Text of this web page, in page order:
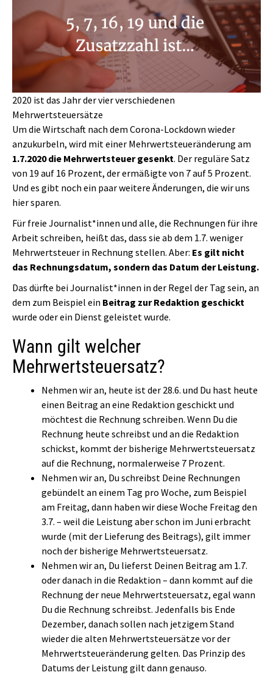
2020 ist das Jahr der vier verschiedenen
Mehrwertsteuersätze
Um die Wirtschaft nach dem Corona-Lockdown wieder
anzukurbeln, wird mit einer Mehrwertsteueränderung am
1.7.2020 die Mehrwertsteuer gesenkt. Der reguläre Satz
von 19 auf 16 Prozent, der ermäßigte von 7 auf 5 Prozent.
Und es gibt noch ein paar weitere Änderungen, die wir uns
hier sparen.
Für freie Journalist*innen und alle, die Rechnungen für ihre
Arbeit schreiben, heißt das, dass sie ab dem 1.7. weniger
Mehrwertsteuer in Rechnung stellen. Aber: Es gilt nicht
das Rechnungsdatum, sondern das Datum der Leistung.
Das dürfte bei Journalist*innen in der Regel der Tag sein, an
dem zum Beispiel ein Beitrag zur Redaktion geschickt
wurde oder ein Dienst geleistet wurde.
Wann gilt welcher
Mehrwertsteuersatz?
Nehmen wir an, heute ist der 28.6. und Du hast heute
einen Beitrag an eine Redaktion geschickt und
möchtest die Rechnung schreiben. Wenn Du die
Rechnung heute schreibst und an die Redaktion
schickst, kommt der bisherige Mehrwertsteuersatz
auf die Rechnung, normalerweise 7 Prozent.
Nehmen wir an, Du schreibst Deine Rechnungen
gebündelt an einem Tag pro Woche, zum Beispiel
am Freitag, dann haben wir diese Woche Freitag den
3.7. – weil die Leistung aber schon im Juni erbracht
wurde (mit der Lieferung des Beitrags), gilt immer
noch der bisherige Mehrwertsteuersatz.
Nehmen wir an, Du lieferst Deinen Beitrag am 1.7.
oder danach in die Redaktion – dann kommt auf die
Rechnung der neue Mehrwertsteuersatz, egal wann
Du die Rechnung schreibst. Jedenfalls bis Ende
Dezember, danach sollen nach jetzigem Stand
wieder die alten Mehrwertsteuersätze vor der
Mehrwertsteueränderung gelten. Das Prinzip des
Datums der Leistung gilt dann genauso.